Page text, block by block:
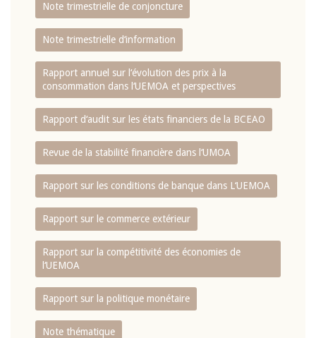
Note trimestrielle de conjoncture
Note trimestrielle d‘information
Rapport annuel sur l‘évolution des prix à la
consommation dans l‘UEMOA et perspectives
Rapport d‘audit sur les états financiers de la BCEAO
Revue de la stabilité financière dans l‘UMOA
Rapport sur les conditions de banque dans L‘UEMOA
Rapport sur le commerce extérieur
Rapport sur la compétitivité des économies de
l‘UEMOA
Rapport sur la politique monétaire
Note thématique